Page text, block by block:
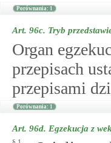
Porównania: 1
Art. 96c. Tryb
Organ
przepisach
przepisami
Porównania: 1
Art. 96d. Egzekucja z